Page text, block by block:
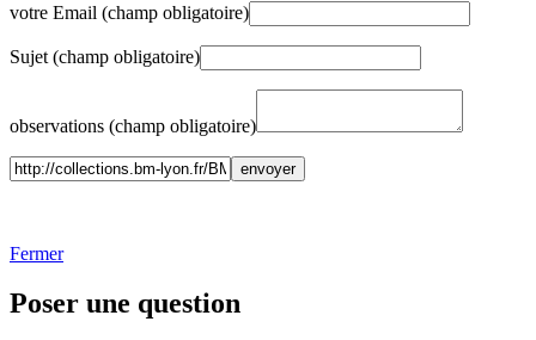
votre Email (champ obligatoire)
Sujet (champ obligatoire)
observations (champ obligatoire)
Fermer
Poser une question